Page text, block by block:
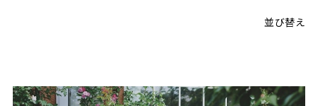
並び替え